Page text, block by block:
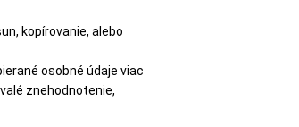
kopírovanie, alebo
osobné údaje viac
znehodnotenie,